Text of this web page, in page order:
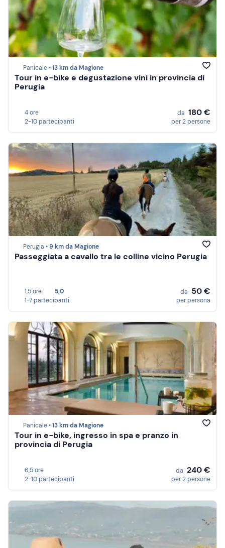
Panicale •13 km da Magione
Tour in e-bike e degustazione vini in provincia di
Perugia
4 ore
2-10 partecipanti
da 180 €
per 2 persone
Perugia •9 km da Magione
Passeggiata a cavallo tra le colline vicino Perugia
1,5 ore
5,0
1-7 partecipanti
da 50 €
per persona
Panicale •13 km da Magione
Tour in e-bike, ingresso in spa e pranzo in
provincia di Perugia
6,5 ore
2-10 partecipanti
da 240 €
per 2 persone